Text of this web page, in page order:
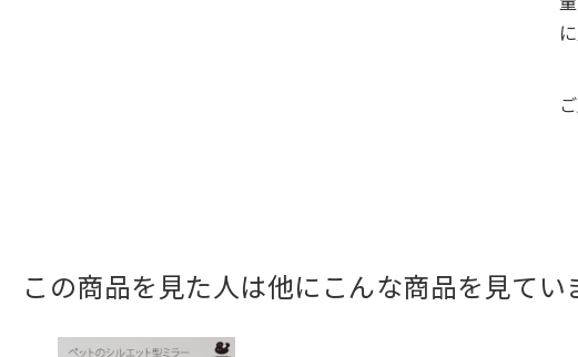
この商品を見た人は他にこんな商品を見てい